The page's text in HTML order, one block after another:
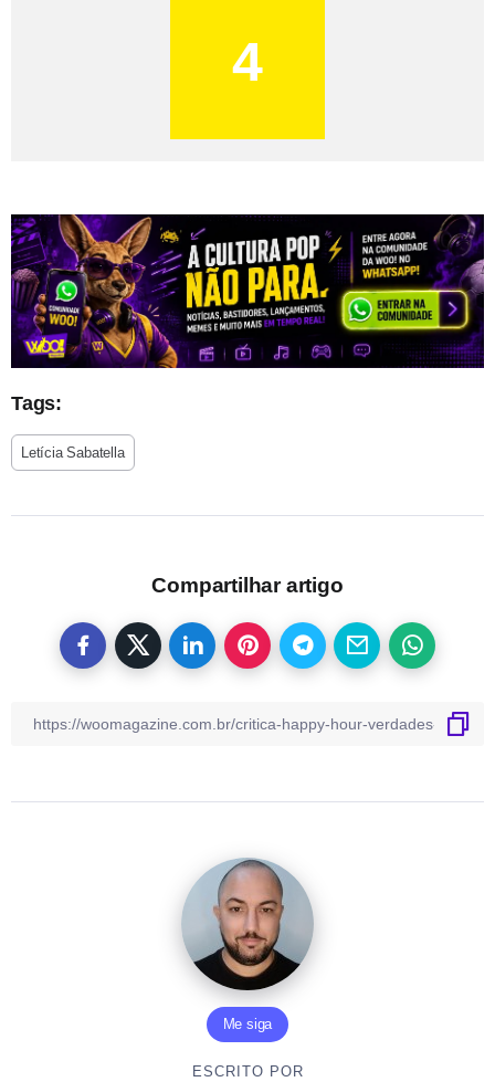
4
Tags:
Letícia Sabatella
Compartilhar artigo
Me siga
ESCRITO POR